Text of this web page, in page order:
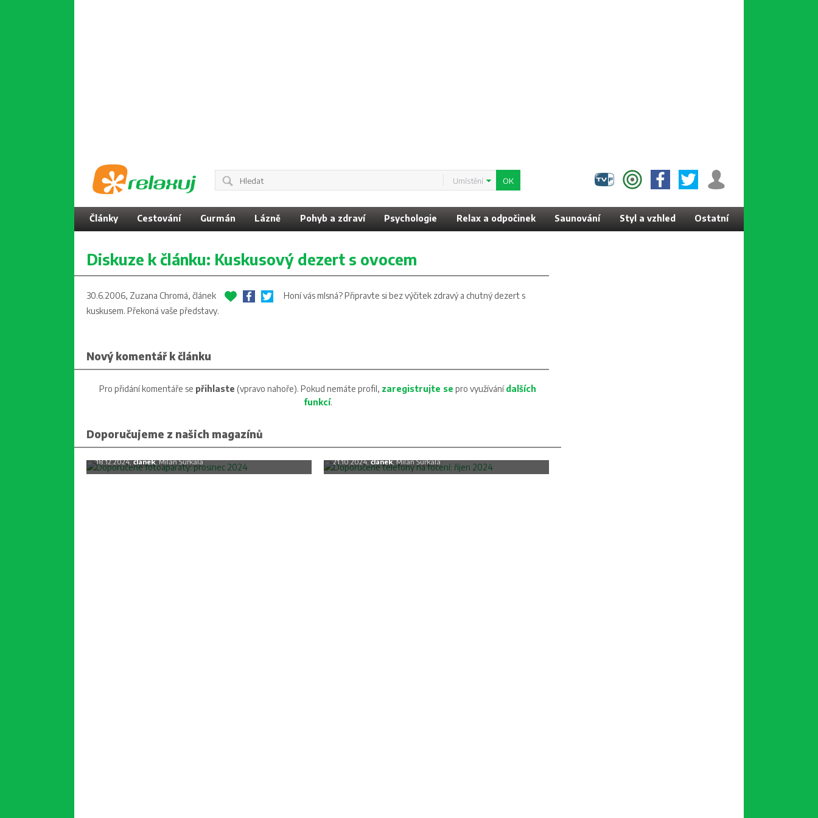
Umístění
Články Cestování Gurmán Lázně Pohyb a zdraví Psychologie Relax a odpočinek Saunování Styl a vzhled Ostatní
Diskuze k článku: Kuskusový dezert s ovocem
30.6.2006, Zuzana Chromá, článek
Honí vás mlsná? Připravte si bez výčitek zdravý a chutný dezert s
kuskusem. Překoná vaše představy.
Nový komentář k článku
Pro přidání komentáře se přihlaste (vpravo nahoře). Pokud nemáte profil, zaregistrujte se pro využívánídalších
funkcí.
Doporučujeme z našich magazínů
Doporučené fotoaparáty: prosinec
2024
18.12.2024,článek, Milan Šurkala
2024
21.10.2024,článek, Milan Šurkala